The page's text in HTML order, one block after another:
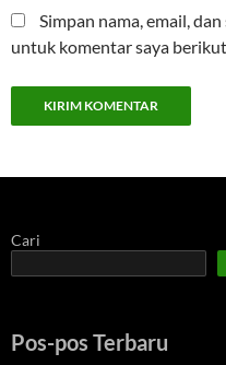
Simpan nama, email,
untuk komentar saya
Cari
Pos-pos Terbaru